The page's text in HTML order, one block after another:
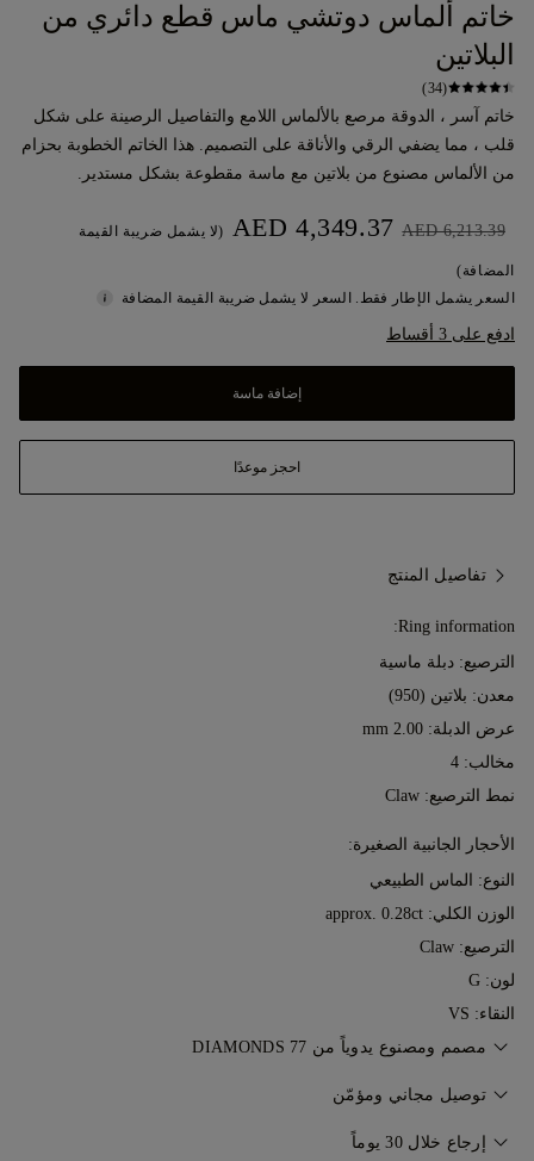
خاتم ألماس دوتشي ماس قطع دائري من
البلاتين
(34)
خاتم آسر ، الدوقة مرصع بالألماس اللامع والتفاصيل الرصينة على شكل
قلب ، مما يضفي الرقي والأناقة على التصميم. هذا الخاتم الخطوبة بحزام
من الألماس مصنوع من بلاتين مع ماسة مقطوعة بشكل مستدير.
AED 6,213.39
AED 4,349.37 (لا يشمل ضريبة القيمة
المضافة)
السعر يشمل الإطار فقط. السعر لا يشمل ضريبة القيمة المضافة
ادفع على 3 أقساط
إضافة ماسة
احجز موعدًا
تفاصيل المنتج
Ring information:
الترصيع: دبلة ماسية
معدن: بلاتين (950)
عرض الدبلة: 2.00 mm
مخالب: 4
نمط الترصيع: Claw
الأحجار الجانبية الصغيرة:
النوع: الماس الطبيعي
الوزن الكلي: approx. 0.28ct
الترصيع: Claw
لون: G
النقاء: VS
مصمم ومصنوع يدوياً من 77 DIAMONDS
توصيل مجاني ومؤمّن
سيتم توصيل مجوهراتك عن طريق خدمة التوصيل الخاصة المجانية
إرجاع خلال 30 يوماً